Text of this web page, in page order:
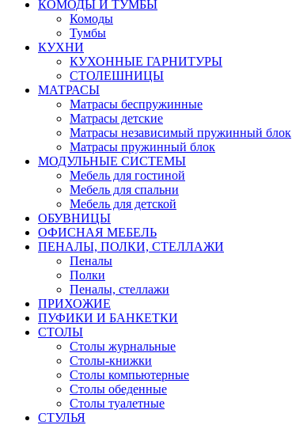
КОМОДЫ И ТУМБЫ
Комоды
Тумбы
КУХНИ
КУХОННЫЕ ГАРНИТУРЫ
СТОЛЕШНИЦЫ
МАТРАСЫ
Матрасы беспружинные
Матрасы детские
Матрасы независимый пружинный блок
Матрасы пружинный блок
МОДУЛЬНЫЕ СИСТЕМЫ
Мебель для гостиной
Мебель для спальни
Мебель для детской
ОБУВНИЦЫ
ОФИСНАЯ МЕБЕЛЬ
ПЕНАЛЫ, ПОЛКИ, СТЕЛЛАЖИ
Пеналы
Полки
Пеналы, стеллажи
ПРИХОЖИЕ
ПУФИКИ И БАНКЕТКИ
СТОЛЫ
Столы журнальные
Столы-книжки
Столы компьютерные
Столы обеденные
Столы туалетные
СТУЛЬЯ